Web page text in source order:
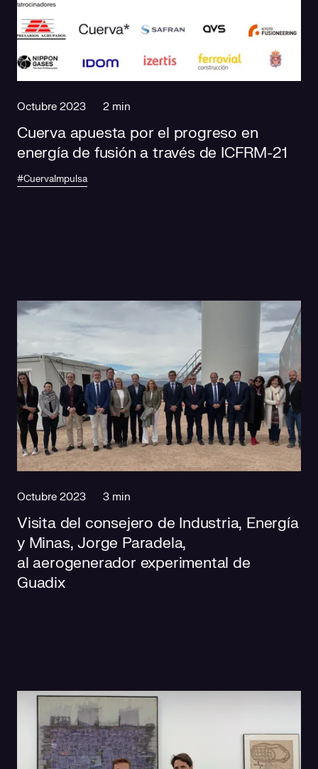
Octubre 2023 2 min
Cuerva apuesta por el progreso en
energía de fusión a través de ICFRM-21
#CuervaImpulsa
Octubre 2023 3 min
Visita del consejero de Industria, Energía
y Minas, Jorge Paradela,
al aerogenerador experimental de
Guadix